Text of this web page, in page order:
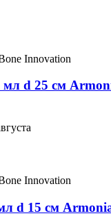
Innovation
d 25 см
Innovation
d 15 см